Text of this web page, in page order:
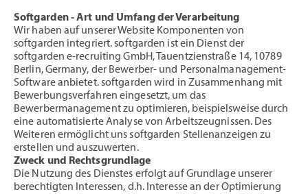
Softgarden - Art und Umfang der Verarbeitung
Wir haben auf unserer Website Komponenten von
softgarden integriert. softgarden ist ein Dienst der
softgarden e-recruiting GmbH, Tauentzienstraße 14, 10789
Berlin, Germany, der Bewerber- und Personalmanagement-
Software anbietet. softgarden wird in Zusammenhang mit
Bewerbungsverfahren eingesetzt, um das
Bewerbermanagement zu optimieren, beispielsweise durch
eine automatisierte Analyse von Arbeitszeugnissen. Des
Weiteren ermöglicht uns softgarden Stellenanzeigen zu
erstellen und auszuwerten.
Zweck und Rechtsgrundlage
Die Nutzung des Dienstes erfolgt auf Grundlage unserer
berechtigten Interessen, d.h. Interesse an der Optimierung